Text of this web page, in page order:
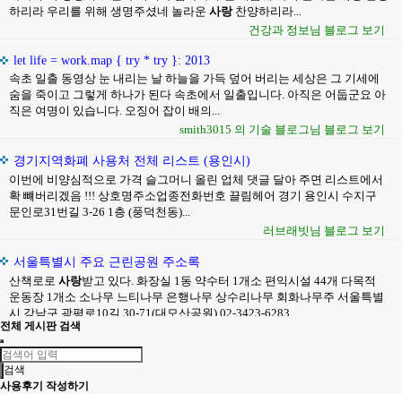
전체 게시판 검색
검색
사용후기 작성하기